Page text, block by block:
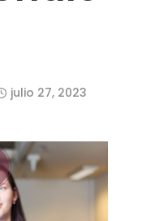
julio 27, 2023